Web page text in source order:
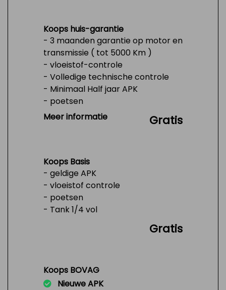
Koops huis-garantie
- 3 maanden garantie op motor en
transmissie ( tot 5000 Km )
- vloeistof-controle
- Volledige technische controle
- Minimaal Half jaar APK
- poetsen
- Tank 1/4 vol
Meer informatie Gratis
Koops Basis
- geldige APK
- vloeistof controle
- poetsen
- Tank 1/4 vol
Gratis
Koops BOVAG
Nieuwe APK